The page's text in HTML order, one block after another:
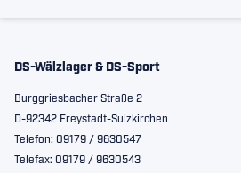
DS-Wälzlager & DS-Sport
Burggriesbacher Straße 2
D-92342 Freystadt-Sulzkirchen
Telefon: 09179 / 9630547
Telefax: 09179 / 9630543